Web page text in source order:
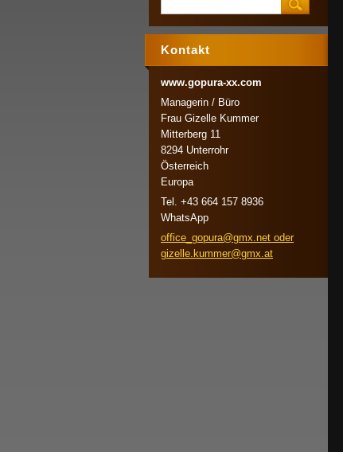
Kontakt
www.gopura-xx.com
Managerin / Büro
Frau Gizelle Kummer
Mitterberg 11
8294 Unterrohr
Österreich
Europa
Tel. +43 664 157 8936
WhatsApp
office_gopura@gmx.net oder
gizelle.kummer@gmx.at